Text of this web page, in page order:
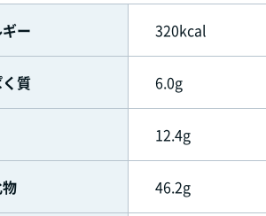
ー 320kcal
質 6.0g
12.4g
46.2g